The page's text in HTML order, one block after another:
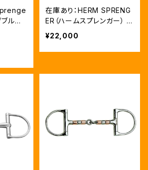
ルジ
在庫あり：HERM SPRENG
ER（ハームスプレンガー） ノ
ボコンタクト シングルジョ
イント センソガン
¥22,000